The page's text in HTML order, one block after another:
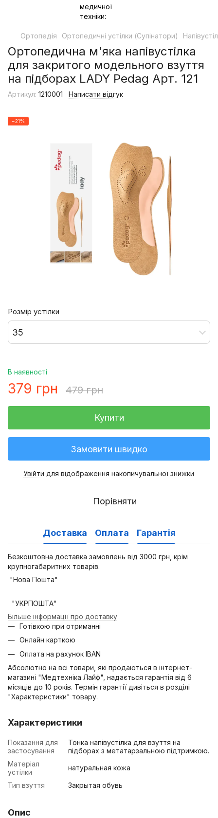
Ортопедія Ортопедичні устілки (Супінатори)
Ортопедична м'яка напівустілка
для закритого модельного взуття
на підборах LADY Pedag Арт. 121
Артикул: 1210001 Написати відгук
−21%
Розмір устілки
35
В наявності
379 грн 479 грн
Купити
Замовити швидко
Увійти для відображення накопичувальної знижки
Порівняти
Доставка Оплата Гарантія
Безкоштовна доставка замовлень від 3000 грн, крім
крупногабаритних товарів.
"Нова Пошта"
"УКРПОШТА"
Більше інформації про доставку
Готівкою при отриманні
Онлайн карткою
Оплата на рахунок IBAN
Абсолютно на всі товари, які продаються в інтернет-
магазині "Медтехніка Лайф", надається гарантія від 6
місяців до 10 років. Термін гарантії дивіться в розділі
"Характеристики" товару.
Характеристики
Показання для
застосування
Тонка напівустілка для взуття на
підборах з метатарзальною підтримкою.
Матеріал
устілки
натуральная кожа
Тип взуття Закрытая обувь
Опис